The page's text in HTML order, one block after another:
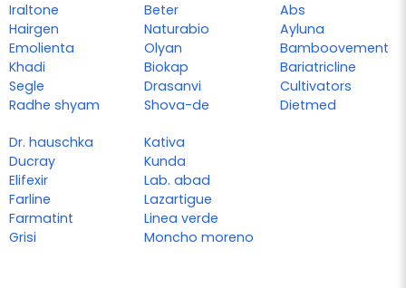
Iraltone
Hairgen
Emolienta
Khadi
Segle
Radhe shyam
Beter
Naturabio
Olyan
Biokap
Drasanvi
Shova-de
Abs
Ayluna
Bamboovement
Bariatricline
Cultivators
Dietmed
Dr. hauschka
Ducray
Elifexir
Farline
Farmatint
Grisi
Kativa
Kunda
Lab. abad
Lazartigue
Linea verde
Moncho moreno